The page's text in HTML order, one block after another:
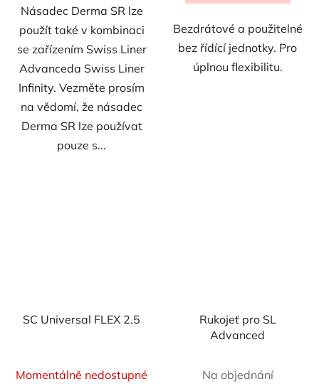
Násadec Derma SR lze
použít také v kombinaci
se zařízením Swiss Liner
Advanceda Swiss Liner
Infinity. Vezměte prosím
na vědomí, že násadec
Derma SR lze používat
pouze s...
Bezdrátové a použitelné
bez řídící jednotky. Pro
úplnou flexibilitu.
SC Universal FLEX 2.5
Momentálně nedostupné
Rukojeť pro SL
Advanced
Na objednání